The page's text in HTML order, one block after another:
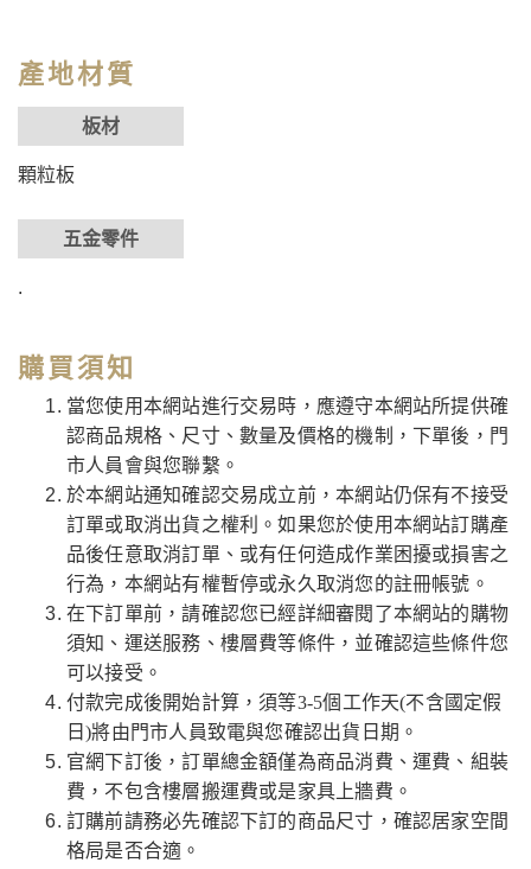
產地材質
板材
顆粒板
五金零件
.
購買須知
當您使用本網站進行交易時，應遵守本網站所提供確
認商品規格、尺寸、數量及價格的機制，下單後，門
市人員會與您聯繫。
於本網站通知確認交易成立前，本網站仍保有不接受
訂單或取消出貨之權利。如果您於使用本網站訂購產
品後任意取消訂單、或有任何造成作業困擾或損害之
行為，本網站有權暫停或永久取消您的註冊帳號。
在下訂單前，請確認您已經詳細審閱了本網站的購物
須知、運送服務、樓層費等條件，並確認這些條件您
可以接受。
付款完成後開始計算，須等3-5個工作天(不含國定假
日)將由門市人員致電與您確認出貨日期。
官網下訂後，訂單總金額僅為商品消費、運費、組裝
費，不包含樓層搬運費或是家具上牆費。
訂購前請務必先確認下訂的商品尺寸，確認居家空間
格局是否合適。